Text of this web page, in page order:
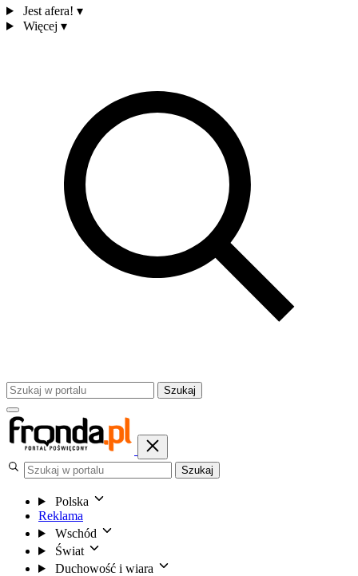
Jest afera! ▾
Więcej ▾
Szukaj
Szukaj
Polska
Reklama
Wschód
Świat
Duchowość i wiara